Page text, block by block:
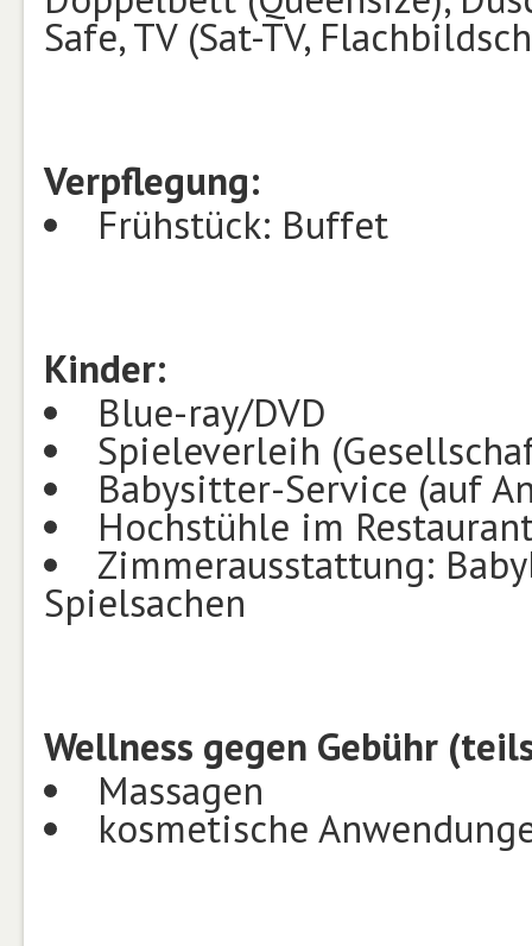
Safe, TV (Sat-TV,
Verpflegung:
Frühstück: Buffet
Kinder:
Blue-ray/DVD
Spieleverleih
Babysitter-Service (auf
Hochstühle im
Zimmerausstattung:
Spielsachen
Wellness gegen Gebühr
Massagen
kosmetische